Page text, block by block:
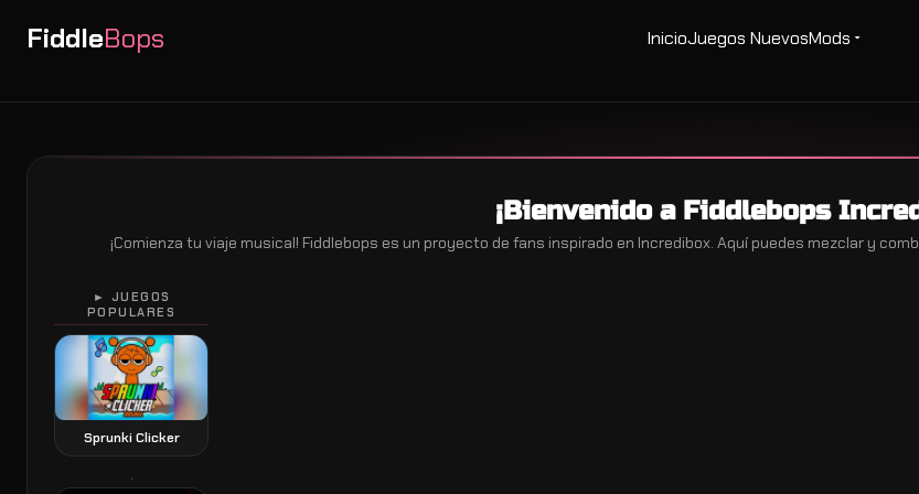
FiddleBops InicioJuegos NuevosMods
¡Bienvenido a Fiddlebops
¡Comienza tu viaje musical! Fiddlebops es un proyecto de fans inspirado en Incredibox. Aquí puedes mezclar y
► JUEGOS
POPULARES
Sprunki Clicker